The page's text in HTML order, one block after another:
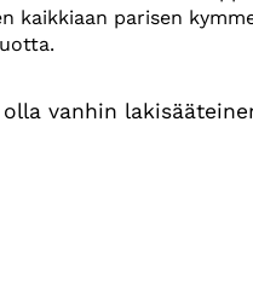
kaikkiaan parisen
vanhin